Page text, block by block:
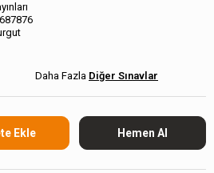
Diğer Sınavlar